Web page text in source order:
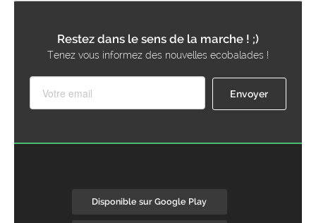
Restez dans le sens de la marche ! ;)
Tenez vous informez des nouvelles ecobalades !
Disponible sur Google Play